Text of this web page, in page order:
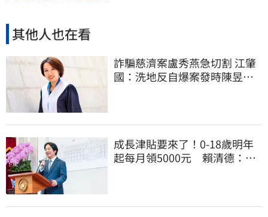
其他人也在看
詐騙慈濟案盧秀燕急切割 江肇
國：洗地反自爆案發時陳昱瑄
成長津貼要來了！0-18歲明年
起每月領5000元 賴清德：此